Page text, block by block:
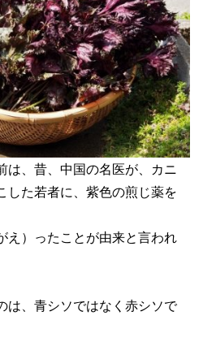
、昔、中国の名医が、カニ
した若者に、紫色の煎じ薬を
え）ったことが由来と言われ
は、青シソではなく赤シソで